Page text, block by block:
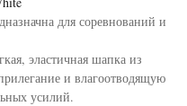
для соревнований и
эластичная шапка из
и влагоотводящую
усилий.